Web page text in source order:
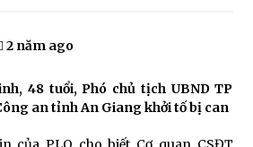
2 năm ago
48 tuổi, Phó chủ tịch UBND TP
an tỉnh An Giang khởi tố bị can